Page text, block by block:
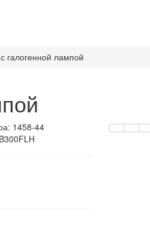
галогенной лампой
1458-44